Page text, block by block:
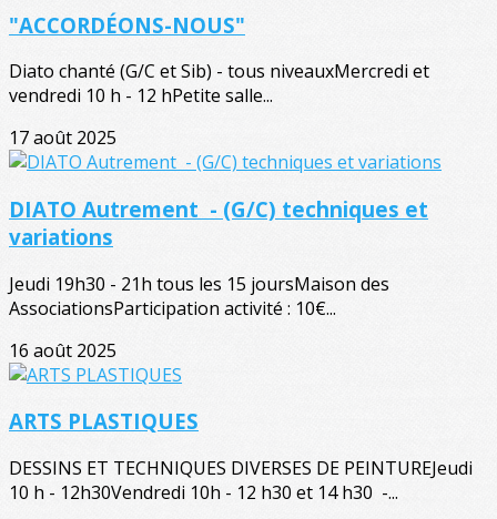
"ACCORDÉONS-NOUS"
Diato chanté (G/C et Sib) - tous niveauxMercredi et
vendredi 10 h - 12 hPetite salle...
17 août 2025
DIATO Autrement - (G/C) techniques et
variations
Jeudi 19h30 - 21h tous les 15 joursMaison des
AssociationsParticipation activité : 10€...
16 août 2025
ARTS PLASTIQUES
DESSINS ET TECHNIQUES DIVERSES DE PEINTUREJeudi
10 h - 12h30Vendredi 10h - 12 h30 et 14 h30 -...